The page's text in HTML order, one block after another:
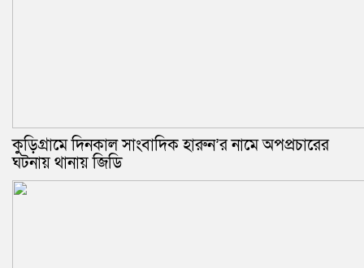
কুড়িগ্রামে দিনকাল সাংবাদিক হারুন’র নামে অপপ্রচারের
ঘটনায় থানায় জিডি